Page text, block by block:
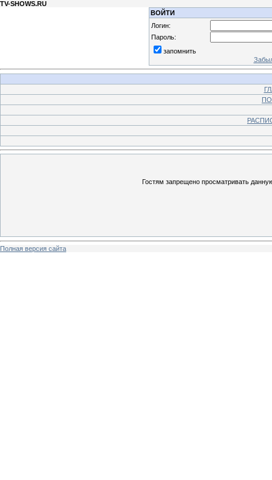
TV-SHOWS.RU
ВОЙТИ
Логин:
Пароль:
запомнить
Гостям запрещено просматривать
Полная версия сайта